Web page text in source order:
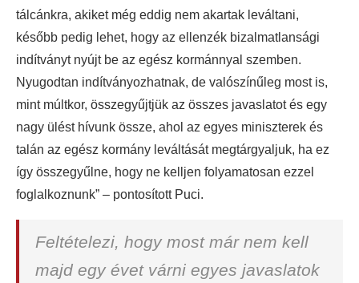
tálcánkra, akiket még eddig nem akartak leváltani,
később pedig lehet, hogy az ellenzék bizalmatlansági
indítványt nyújt be az egész kormánnyal szemben.
Nyugodtan indítványozhatnak, de valószínűleg most is,
mint múltkor, összegyűjtjük az összes javaslatot és egy
nagy ülést hívunk össze, ahol az egyes miniszterek és
talán az egész kormány leváltását megtárgyaljuk, ha ez
így összegyűlne, hogy ne kelljen folyamatosan ezzel
foglalkoznunk” – pontosított Puci.
Feltételezi, hogy most már nem kell
majd egy évet várni egyes javaslatok